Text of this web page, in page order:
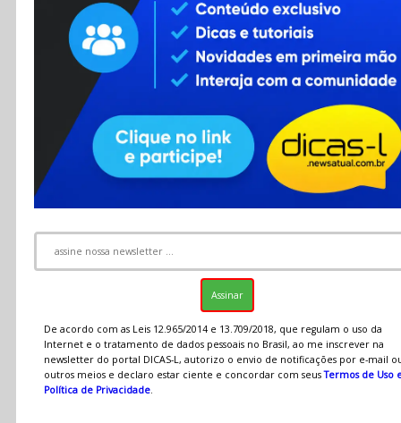
Contato
RSS
De acordo com as Leis 12.965/2014 e 13.709/2018, que regulam o uso da
Internet e o tratamento de dados pessoais no Brasil, ao me inscrever na
newsletter do portal DICAS-L, autorizo o envio de notificações por e-mail
outros meios e declaro estar ciente e concordar com seusTermos de Uso
Política de Privacidade.